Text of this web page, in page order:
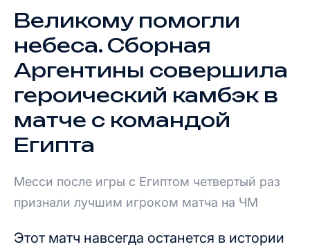
Великому помогли
небеса. Сборная
Аргентины совершила
героический камбэк в
матче с командой
Египта
Месси после игры с Египтом четвертый раз
признали лучшим игроком матча на ЧМ
Этот матч навсегда останется в истории